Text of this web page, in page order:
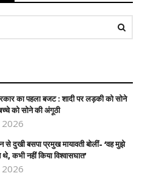
का पहला बजट : शादी पर लड़की को सोने
को सोने की अंगूठी
2026
दुखी बसपा प्रमुख मायावती बोलीं- ‘वह मुझे
कभी नहीं किया विश्वासघात’
2026